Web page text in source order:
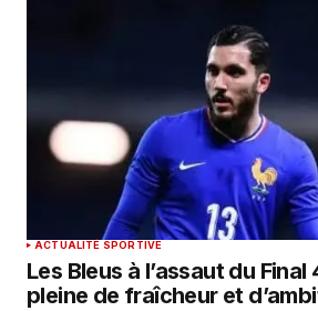
ACTUALITÉ SPORTIVE
Les Bleus à l’assaut du Final
pleine de fraîcheur et